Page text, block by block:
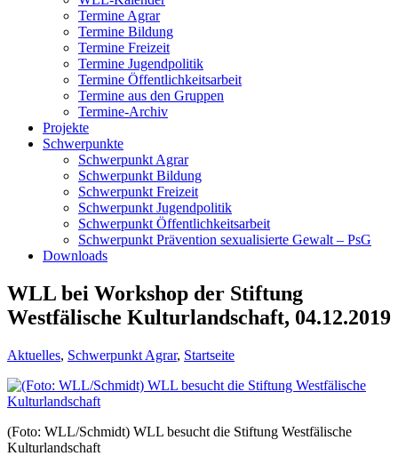
Termine Agrar
Termine Bildung
Termine Freizeit
Termine Jugendpolitik
Termine Öffentlichkeitsarbeit
Termine aus den Gruppen
Termine-Archiv
Projekte
Schwerpunkte
Schwerpunkt Agrar
Schwerpunkt Bildung
Schwerpunkt Freizeit
Schwerpunkt Jugendpolitik
Schwerpunkt Öffentlichkeitsarbeit
Schwerpunkt Prävention sexualisierte Gewalt – PsG
Downloads
WLL bei Workshop der Stiftung
Westfälische Kulturlandschaft, 04.12.2019
Aktuelles, Schwerpunkt Agrar, Startseite
(Foto: WLL/Schmidt) WLL besucht die Stiftung Westfälische
Kulturlandschaft